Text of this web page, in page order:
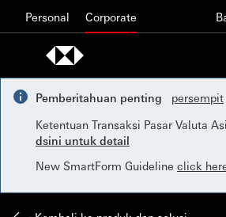
Personal Corporate
Pemberitahuan penting
persempit
Ketentuan Transaksi Pasar Valuta
dsini untuk detail
New SmartForm Guideline click